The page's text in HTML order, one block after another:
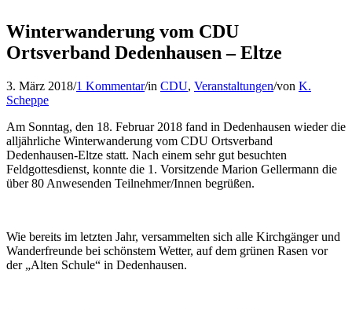
Winterwanderung vom CDU
Ortsverband Dedenhausen – Eltze
3. März 2018/1 Kommentar/in CDU, Veranstaltungen/von K.
Scheppe
Am Sonntag, den 18. Februar 2018 fand in Dedenhausen wieder die
alljährliche Winterwanderung vom CDU Ortsverband
Dedenhausen-Eltze statt. Nach einem sehr gut besuchten
Feldgottesdienst, konnte die 1. Vorsitzende Marion Gellermann die
über 80 Anwesenden Teilnehmer/Innen begrüßen.
Wie bereits im letzten Jahr, versammelten sich alle Kirchgänger und
Wanderfreunde bei schönstem Wetter, auf dem grünen Rasen vor
der „Alten Schule“ in Dedenhausen.